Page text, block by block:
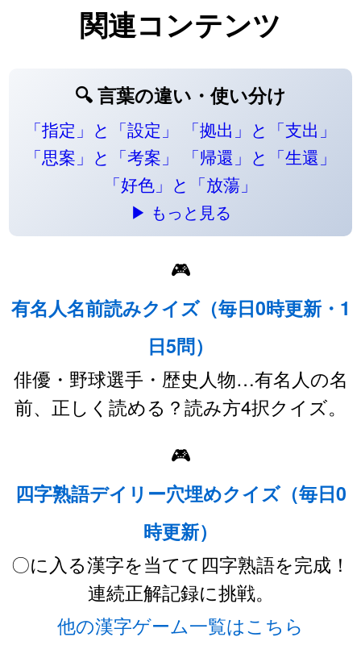
関連コンテンツ
🔍 言葉の違い・使い分け
「指定」と「設定」
「拠出」と「支出」
「思案」と「考案」
「帰還」と「生還」
「好色」と「放蕩」
▶ もっと見る
🎮
有名人名前読みクイズ（毎日0時更新・1
日5問）
俳優・野球選手・歴史人物…有名人の名
前、正しく読める？読み方4択クイズ。
🎮
四字熟語デイリー穴埋めクイズ（毎日0
時更新）
〇に入る漢字を当てて四字熟語を完成！
連続正解記録に挑戦。
他の漢字ゲーム一覧はこちら